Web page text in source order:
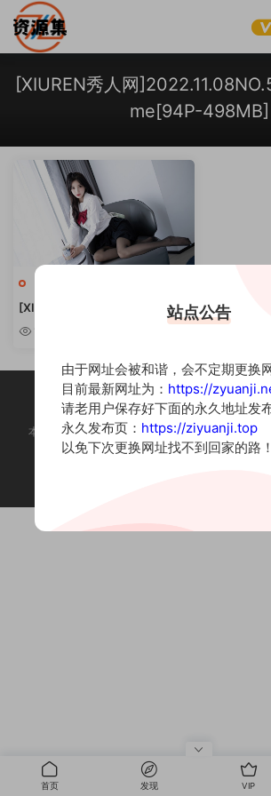
[XIUREN秀人网
me[94P-498MB]
[XIUREN秀人网] 2022.11.08 N
O.5823 杨晨晨Yome [94P-498
本站为摄影写真图片网站，内容来自网络收集整理
如有违法内容请联系删除
首页 发现 VIP
站点公告
由于网址会被和谐，会不定期更换
目前最新网址为： https://
请老用户保存好下面的永久地址发
永久发布页： https://ziyuanji.top
以免下次更换网址找不到回家的路